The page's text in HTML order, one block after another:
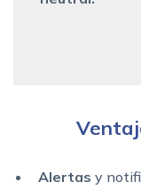
Alertas y